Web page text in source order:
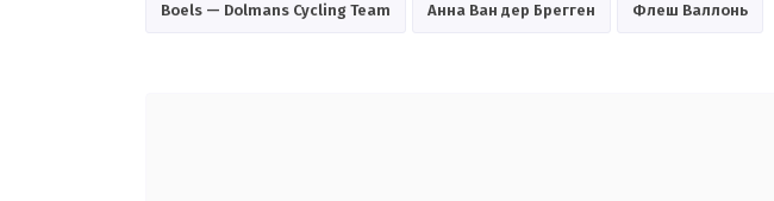
Boels — Dolmans Cycling Team Анна Ван дер Брегген Флеш Валлонь